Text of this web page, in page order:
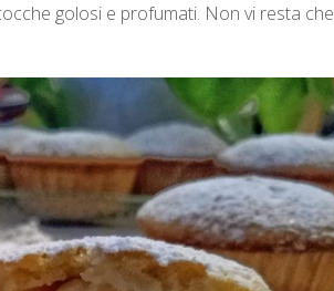
golosi e profumati. Non vi resta che